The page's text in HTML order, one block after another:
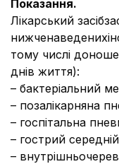
Показання.
Лікарський
тому числі
днів життя):
– бактеріальний
– позалікарняна
– госпітальна
– гострий
–